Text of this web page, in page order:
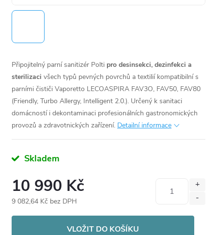
Připojitelný parní sanitizér Polti pro desinsekci, dezinfekci a
sterilizaci všech typů pevných povrchů a textilií kompatibilní s
parními čističi Vaporetto LECOASPIRA FAV3O, FAV50, FAV80
(Friendly, Turbo Allergy, Intelligent 2.0.). Určený k sanitaci
domácností i dekontaminaci profesionálních gastronomických
provozů a zdravotnických zařízení. Detailní informace
Skladem
10 990 Kč
9 082,64 Kč bez DPH
VLOŽIT DO KOŠÍKU